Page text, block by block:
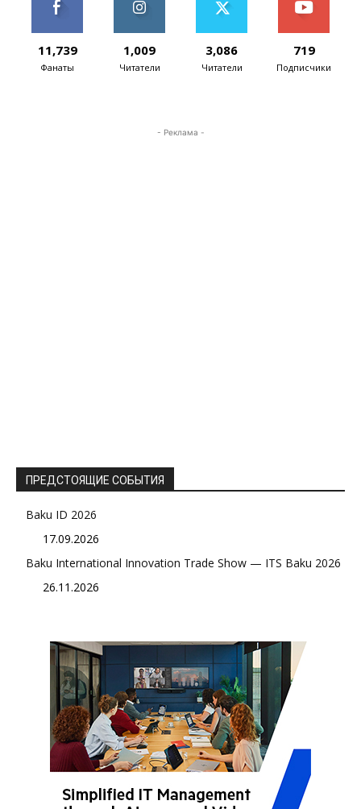
11,739
Фанаты
1,009
Читатели
3,086
Читатели
719
Подписчики
- Реклама -
ПРЕДСТОЯЩИЕ СОБЫТИЯ
Baku ID 2026
17.09.2026
Baku International Innovation Trade Show — ITS Baku 2026
26.11.2026